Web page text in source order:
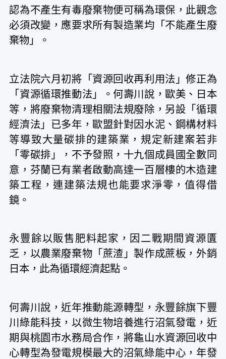
認為不產生有毒廢棄物便可稱為環保，此觀念
必須改變，應要求所有製造業均「不能產生廢
棄物」。
立法院六月初將「資源回收再利用法」修正為
「資源循環推動法」。何壽川說，歐美、日本
等，將廢棄物清理相關法規廢除，另設「循環
經濟法」已多年，歐盟針對因水泥、鋼構材料
等導致大量碳排的建築業，規定新建案若非
「零碳排」，不予發照，十九個成員國全數同
意，芬蘭已有業者啟動高達一百層樓的木造建
築工程，連建築法規也能要求淨零，值得借
鏡。
永豐餘以販售肥料起家，因二戰期間資源匱
乏，以農業廢棄物「蔗渣」製作成蔗板，外銷
日本，此為循環經濟起點。
何壽川說，近年推動能源轉型，永豐餘旗下豐
川綠能科技，以微生物培養進行沼氣發電，近
期與桃園市水務局合作，將龜山水資源回收中
心轉型為發電規模最大的沼氣綠能中心，年發